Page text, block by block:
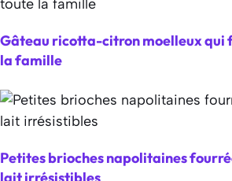
Gâteau ricotta-citron moelleux qui
la famille
Petites brioches napolitaines
lait irrésistibles